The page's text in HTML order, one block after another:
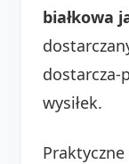
białkowa
dostarcza-
wysiłek.